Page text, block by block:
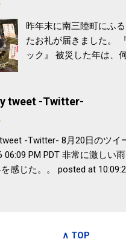
けると改善する、との
研究チームが発表した
きるのは、過度の飲酒が
減らなくても効果があ
教授は「汗ばむ程度の運
波大「減量しなくても
ス - アピタル（医療・
昨年末に南三陸町にふ
たお礼が届きました。
ック』 被災した年は、
が『たみこの海パック
アや募金が苦手で、、、
全く考えていなかった
少しづつ復興してる感が
嬉しいです。 あと、ふ
ですが、節税になるほ
税務局｜ふるさと納税
tweet -Twitter-
-Twitter- 8月20日のツイ
06:09 PM PDT 非常に激しい雨
感じた。。 posted at
- Twilog .
∧ TOP